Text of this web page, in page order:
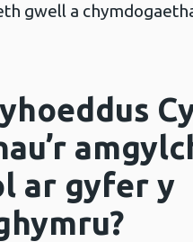
gwell a
ar gyfer y